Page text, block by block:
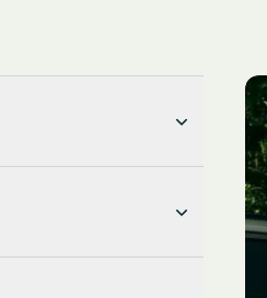
e entidades.
de participación,
de persoa socia
amigas que favorecen